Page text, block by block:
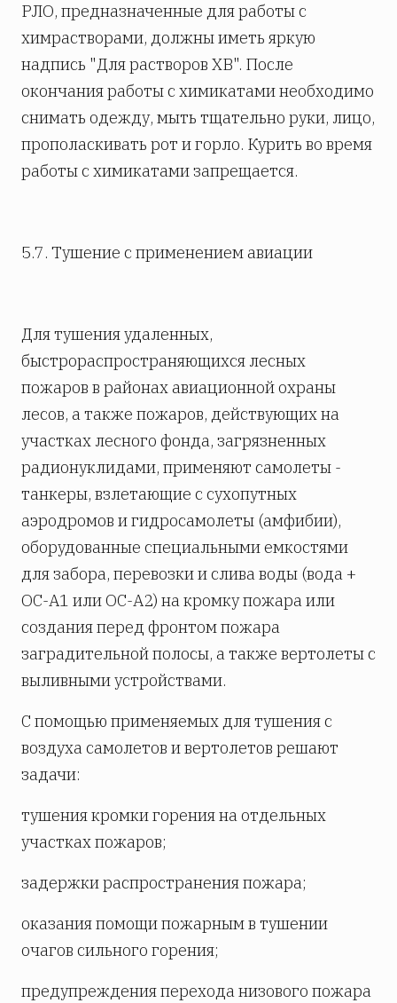
РЛО, предназначенные для работы с
химрастворами, должны иметь яркую
надпись "Для растворов ХВ". После
окончания работы с химикатами необходимо
снимать одежду, мыть тщательно руки, лицо,
прополаскивать рот и горло. Курить во время
работы с химикатами запрещается.
5.7. Тушение с применением авиации
Для тушения удаленных,
быстрораспространяющихся лесных
пожаров в районах авиационной охраны
лесов, а также пожаров, действующих на
участках лесного фонда, загрязненных
радионуклидами, применяют самолеты -
танкеры, взлетающие с сухопутных
аэродромов и гидросамолеты (амфибии),
оборудованные специальными емкостями
для забора, перевозки и слива воды (вода +
ОС-А1 или ОС-А2) на кромку пожара или
создания перед фронтом пожара
заградительной полосы, а также вертолеты с
выливными устройствами.
С помощью применяемых для тушения с
воздуха самолетов и вертолетов решают
задачи:
тушения кромки горения на отдельных
участках пожаров;
задержки распространения пожара;
оказания помощи пожарным в тушении
очагов сильного горения;
предупреждения перехода низового пожара